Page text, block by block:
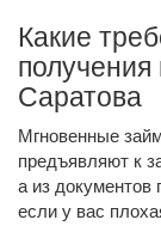
Какие
Саратова
Мгновенные
предъявляют к
а из документов
если у вас